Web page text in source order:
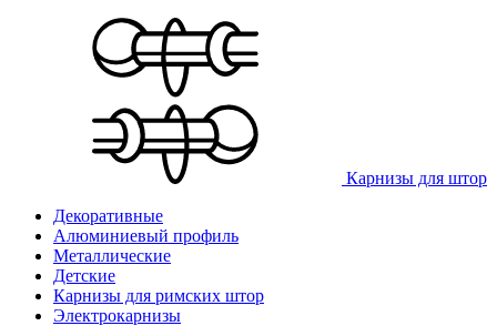
Карнизы для штор
Декоративные
Алюминиевый профиль
Металлические
Детские
Карнизы для римских штор
Электрокарнизы